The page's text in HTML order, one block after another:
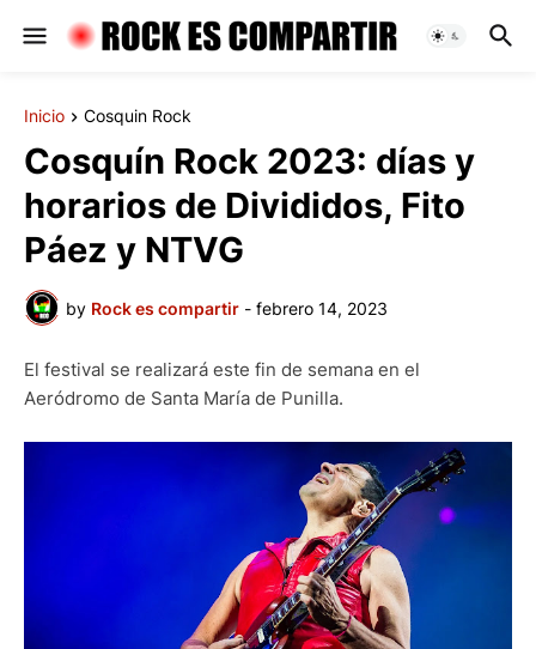
Inicio Cosquin Rock
Cosquín Rock 2023: días y
horarios de Divididos, Fito
Páez y NTVG
by Rock es compartir - febrero 14, 2023
El festival se realizará este fin de semana en el
Aeródromo de Santa María de Punilla.